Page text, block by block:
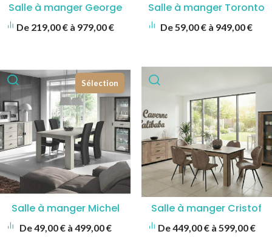
Salle à manger George
De 219,00€ à 979,00€
Salle à manger Toronto
De59,00€ à 949,00€
Sélection
Salle à manger Michel
De49,00€à 499,00€
Salle à manger Cristof
De449,00€à 599,00€